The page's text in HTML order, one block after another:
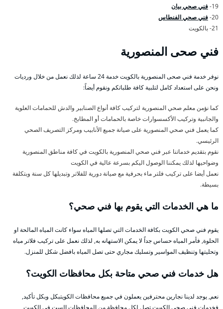
19- فني صحي بيان
20- فني صحي الفنطاس
21- بالكويت
فني صحى المنصورية
نوفر خدمة فني صحى المنصورية بالكويت خدمة 24 ساعة لذلك نعمل من خلال ورديات
ونحن على استعداد كامل لتلبية كافة طلباتكم ونقوم أيضاً:
كما نؤمن معلم صحي المنصورية لتركيب كافة أنواع الصنابير والدش للحمامات العلوية
والجانبية وتركيب الأكسسوارات خاصة بالحمامات أو المطابخ.
كما يعمل فني صحي المنصورية على صيانة جميع الأنابيب ومركز التصريف الصحي
الرئيسي.
نقوم بتقديم خدماتنا عبر فني صحي المنصورية بالكويت في كافة مناطق المنصورية
وضواحيها لذلك يمكننا الوصول اليكم بسرعة عالية في الكويت
نعمل أيضا على تركيب فلتر ماء بحرفية مع صيانة دورية للفلاتر وتبديلها كل سنة وبتكلفة
بسيطة.
ما هي الخدمات التي يقوم بها فني صحي؟
يقوم فني صحي الكويت بكافة الخدمات التي تصلها المياه سواء كانت المياه المالحة او
الحلوة, فأمر المياه حساس جداً لا يمكن الاستهانه به, لذلك نعمل على تركيب فلاتر مياه
وتحليتها وتنظيف المواسير وتسليك مجاري حتى تصل المياه بافضل شكل للمنزل.
هل خدمات فني صحي متاحة بكل محافظات الكويت؟
نعم, يوجد لدينا نجارين محترفين يعملون في جميع محافظات الكويتبكل وبكل تأكيد,